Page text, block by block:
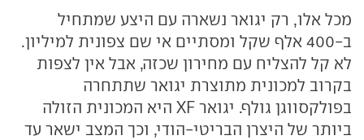
מכל אלו, רק יגואר נשארה עם היצע שמתחיל
ב-400 אלף שקל ומסתיים אי שם צפונית למיליון.
לא קל להצליח עם מחירון שכזה, אבל אין לצפות
בקרוב למכונית מתוצרת יגואר שתתחרה
בפולקסווגן גולף. יגואר XF היא המכונית הזולה
ביותר של היצרן הבריטי-הודי, וכך המצב ישאר עד